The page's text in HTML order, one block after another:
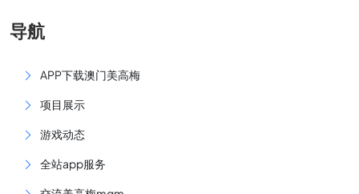
导航
APP下载澳门美高梅
项目展示
游戏动态
全站app服务